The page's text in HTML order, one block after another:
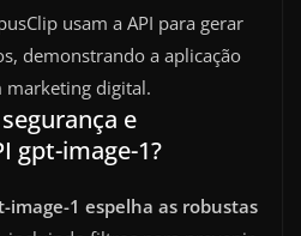
usam a API para gerar
demonstrando a aplicação
marketing digital.
e
gpt-image-1?
image-1 espelha as robustas